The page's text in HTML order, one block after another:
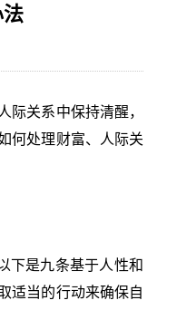
际关系中保持清醒，
何处理财富、人际关
是九条基于人性和
适当的行动来确保自